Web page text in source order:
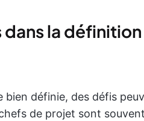
la
bien définie, des défis
de projet sont